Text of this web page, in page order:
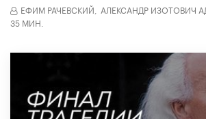
ЕФИМ РАЧЕВСКИЙ, АЛЕКСАНДР ИЗОТОВИЧ
35 МИН.